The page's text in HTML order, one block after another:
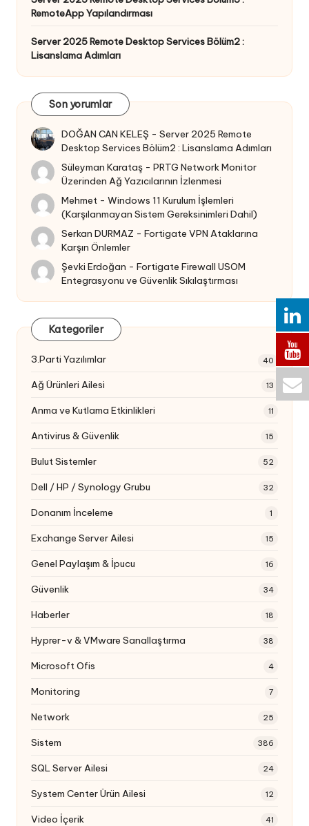
RemoteApp Yapılandırması
Server 2025 Remote Desktop Services Bölüm2 :
Lisanslama Adımları
Son yorumlar
DOĞAN CAN KELEŞ -Server 2025 Remote
Desktop Services Bölüm2 : Lisanslama Adımları
Süleyman Karataş -PRTG Network Monitor
Üzerinden Ağ Yazıcılarının İzlenmesi
Mehmet -Windows 11 Kurulum İşlemleri
(Karşılanmayan Sistem Gereksinimleri Dahil)
Serkan DURMAZ -Fortigate VPN Ataklarına
Karşın Önlemler
Şevki Erdoğan -Fortigate Firewall USOM
Entegrasyonu ve Güvenlik Sıkılaştırması
Kategoriler
3.Parti Yazılımlar 40
Ağ Ürünleri Ailesi 13
Anma ve Kutlama Etkinlikleri 11
Antivirus & Güvenlik 15
Bulut Sistemler 52
Dell / HP / Synology Grubu 32
Donanım İnceleme 1
Exchange Server Ailesi 15
Genel Paylaşım & İpucu 16
Güvenlik 34
Haberler 18
Hyprer-v & VMware Sanallaştırma 38
Microsoft Ofis 4
Monitoring 7
Network 25
Sistem 386
SQL Server Ailesi 24
System Center Ürün Ailesi 12
Video İçerik 41